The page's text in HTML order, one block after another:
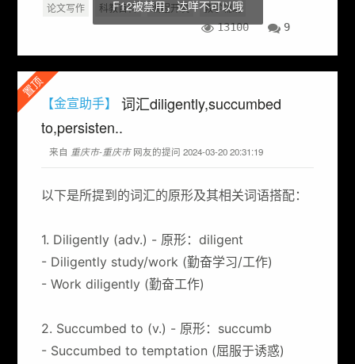
论文写作 科教百科 编程开发 教学辅助
13100 9
置顶
【金宣助手】
词汇diligently,succumbed
to,persisten..
来自 重庆市-重庆市网友的提问 2024-03-20 20:31:19
以下是所提到的词汇的原形及其相关词语搭配：
1. Diligently (adv.) - 原形：diligent
- Diligently study/work (勤奋学习/工作)
- Work diligently (勤奋工作)
2. Succumbed to (v.) - 原形：succumb
- Succumbed to temptation (屈服于诱惑)
F12被禁用，达咩不可以哦